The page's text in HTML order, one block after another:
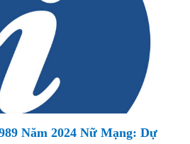
Năm 2024 Nữ Mạng: Dự